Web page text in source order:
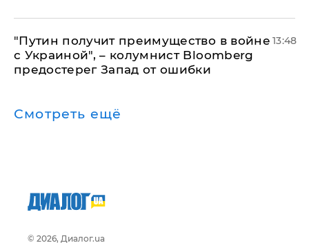
"Путин получит преимущество в войне
с Украиной", – колумнист Bloomberg
предостерег Запад от ошибки
13:48
Смотреть ещё
© 2026, Диалог.ua